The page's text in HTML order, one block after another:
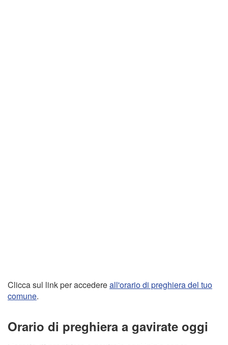
Clicca sul link per accedereall'orario di preghiera del tuo
comune.
Orario di preghiera a gavirate oggi